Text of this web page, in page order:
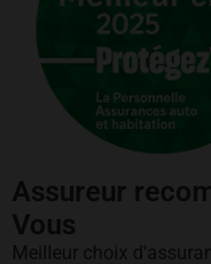
Assureur
Vous
Meilleur choix